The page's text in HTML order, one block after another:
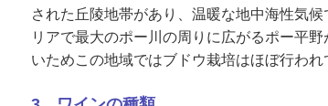
された丘陵地帯があり、温暖な地中海性気
リアで最大のポー川の周りに広がるポー平
いためこの地域ではブドウ栽培はほぼ行われ